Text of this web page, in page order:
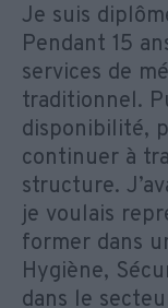
Je suis
Pendant 15
services de
traditionnel.
disponibilité,
continuer à
structure.
je voulais
former dans
Hygiène,
dans le